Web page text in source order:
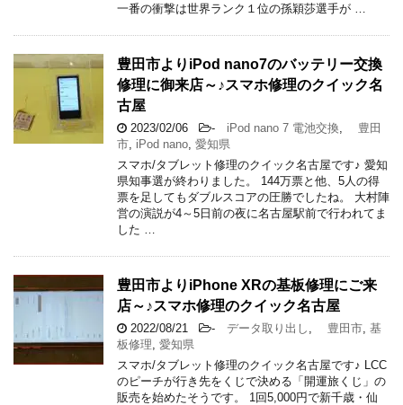
一番の衝撃は世界ランク１位の孫穎莎選手が …
豊田市よりiPod nano7のバッテリー交換
修理に御来店～♪スマホ修理のクイック名
古屋
2023/02/06 - iPod nano 7 電池交換
豊田
市 iPod nano 愛知県
スマホ/タブレット修理のクイック名古屋です♪ 愛知
県知事選が終わりました。 144万票と他、5人の得
票を足してもダブルスコアの圧勝でしたね。 大村陣
営の演説が4～5日前の夜に名古屋駅前で行われてま
した …
豊田市よりiPhone XRの基板修理にご来
店～♪スマホ修理のクイック名古屋
2022/08/21 - データ取り出し 豊田市 基
板修理 愛知県
スマホ/タブレット修理のクイック名古屋です♪ LCC
のピーチが行き先をくじで決める「開運旅くじ」の
販売を始めたそうです。 1回5,000円で新千歳・仙